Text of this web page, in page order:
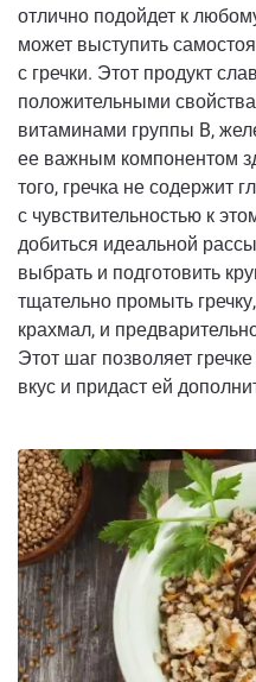
отлично подойдет к
может выступить
с гречки. Этот продукт
положительными
витаминами группы B,
ее важным компонентом
того, гречка не содержит
с чувствительностью к
добиться идеальной
выбрать и подготовить
тщательно промыть
крахмал, и
Этот шаг позволяет
вкус и придаст ей